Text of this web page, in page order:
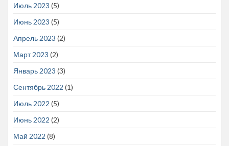
Июль 2023 (5)
Июнь 2023 (5)
Апрель 2023 (2)
Март 2023 (2)
Январь 2023 (3)
Сентябрь 2022 (1)
Июль 2022 (5)
Июнь 2022 (2)
Май 2022 (8)